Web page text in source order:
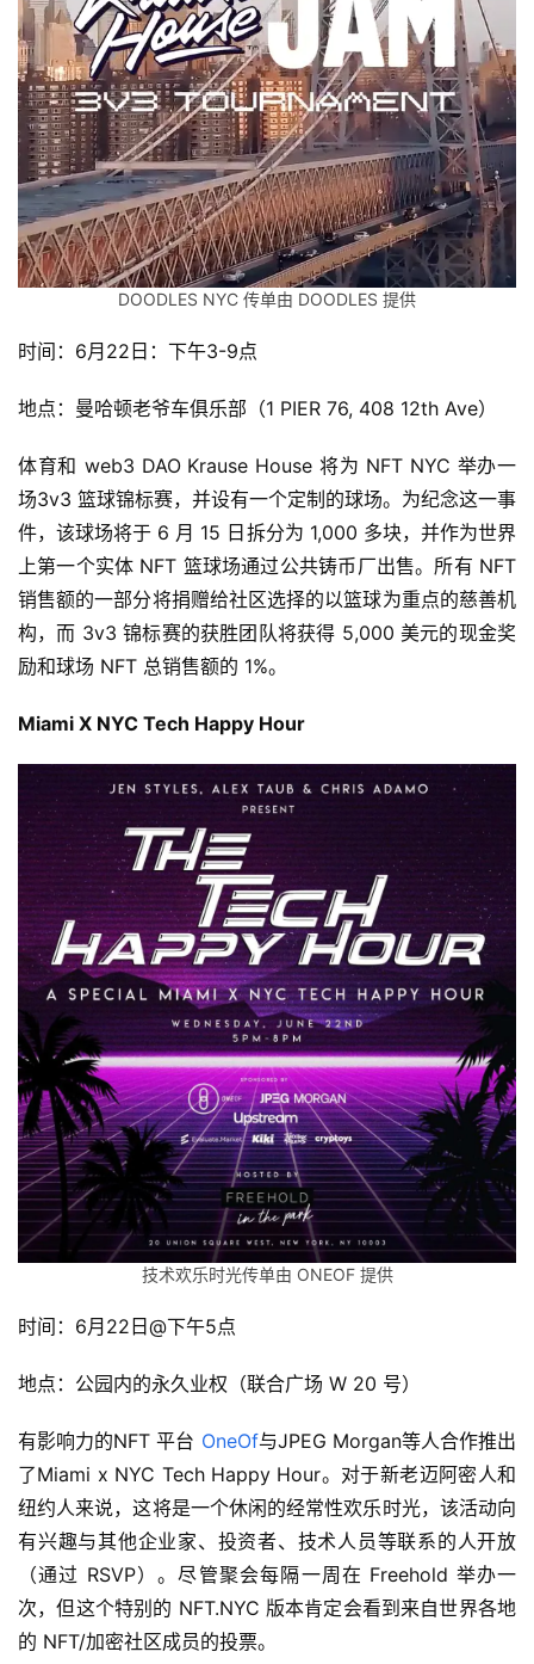
DOODLES NYC 传单由 DOODLES 提供
时间：6月22日：下午3-9点
地点：曼哈顿老爷车俱乐部（1 PIER 76, 408 12th Ave）
体育和 web3 DAO Krause House 将为 NFT NYC 举办一
场3v3 篮球锦标赛，并设有一个定制的球场。为纪念这一事
件，该球场将于 6 月 15 日拆分为 1,000 多块，并作为世界
上第一个实体 NFT 篮球场通过公共铸币厂出售。所有 NFT
销售额的一部分将捐赠给社区选择的以篮球为重点的慈善机
构，而 3v3 锦标赛的获胜团队将获得 5,000 美元的现金奖
励和球场 NFT 总销售额的 1%。
Miami X NYC Tech Happy Hour
技术欢乐时光传单由 ONEOF 提供
时间：6月22日@下午5点
地点：公园内的永久业权（联合广场 W 20 号）
有影响力的NFT 平台 OneOf与JPEG Morgan等人合作推出
了Miami x NYC Tech Happy Hour。对于新老迈阿密人和
纽约人来说，这将是一个休闲的经常性欢乐时光，该活动向
有兴趣与其他企业家、投资者、技术人员等联系的人开放
（通过 RSVP）。尽管聚会每隔一周在 Freehold 举办一
次，但这个特别的 NFT.NYC 版本肯定会看到来自世界各地
的 NFT/加密社区成员的投票。